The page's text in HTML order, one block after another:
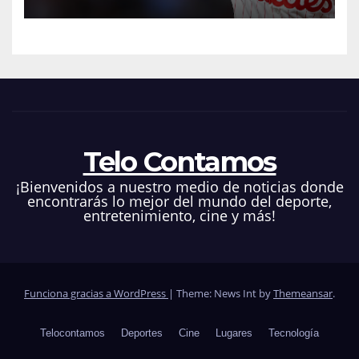
Telo Contamos
¡Bienvenidos a nuestro medio de noticias donde
encontrarás lo mejor del mundo del deporte,
entretenimiento, cine y más!
Funciona gracias a WordPress | Theme: News Int byThemeansar.
Telocontamos Deportes Cine Lugares Tecnología